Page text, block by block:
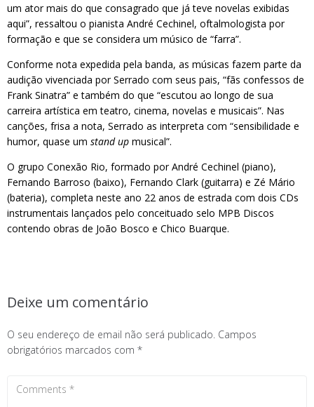
um ator mais do que consagrado que já teve novelas exibidas
aqui”, ressaltou o pianista André Cechinel, oftalmologista por
formação e que se considera um músico de “farra”.
Conforme nota expedida pela banda, as músicas fazem parte da
audição vivenciada por Serrado com seus pais, “fãs confessos de
Frank Sinatra” e também do que “escutou ao longo de sua
carreira artística em teatro, cinema, novelas e musicais”. Nas
canções, frisa a nota, Serrado as interpreta com “sensibilidade e
humor, quase um stand up musical”.
O grupo Conexão Rio, formado por André Cechinel (piano),
Fernando Barroso (baixo), Fernando Clark (guitarra) e Zé Mário
(bateria), completa neste ano 22 anos de estrada com dois CDs
instrumentais lançados pelo conceituado selo MPB Discos
contendo obras de João Bosco e Chico Buarque.
Deixe um comentário
O seu endereço de email não será publicado. Campos
obrigatórios marcados com *